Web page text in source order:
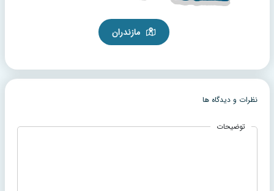
مازندران
نظرات و دیدگاه ها
توضیحات